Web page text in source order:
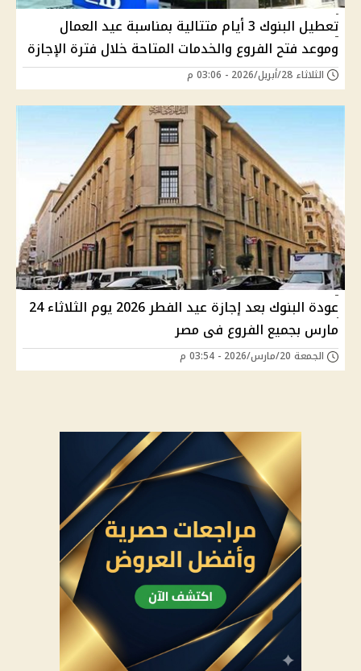
تعطيل البنوك 3 أيام متتالية بمناسبة عيد العمال
وموعد فتح الفروع والخدمات المتاحة خلال فترة الإجازة
الثلاثاء 28/أبريل/2026 - 03:06 م
عودة البنوك بعد إجازة عيد الفطر 2026 يوم الثلاثاء 24
مارس بجميع الفروع فى مصر
الجمعة 20/مارس/2026 - 03:54 م